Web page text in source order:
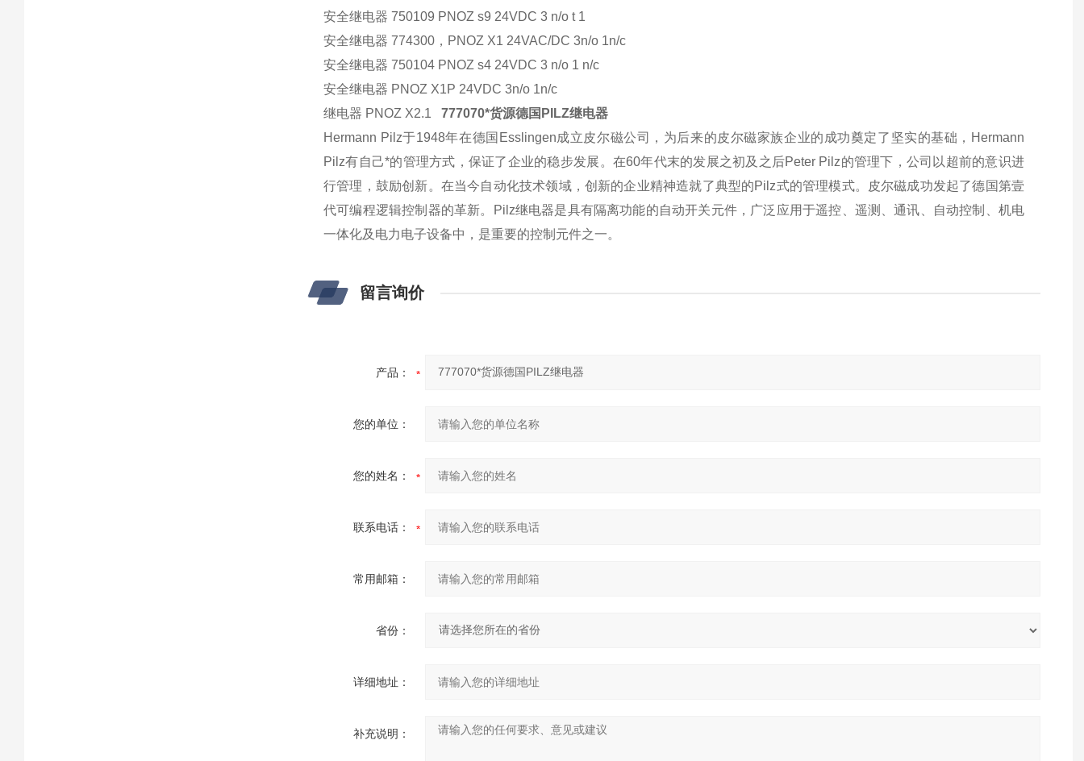
安全继电器 750109 PNOZ s9 24VDC 3 n/o t 1
安全继电器 774300，PNOZ X1 24VAC/DC 3n/o 1n/c
安全继电器 750104 PNOZ s4 24VDC 3 n/o 1 n/c
安全继电器 PNOZ X1P 24VDC 3n/o 1n/c
继电器 PNOZ X2.1
777070*货源德国PILZ继电器
Hermann Pilz于1948年在德国Esslingen成立皮尔磁公司，为后来的皮尔磁家族企业的成功奠定了坚实的基础，Hermann
Pilz有自己*的管理方式，保证了企业的稳步发展。在60年代末的发展之初及之后Peter Pilz的管理下，公司以超前的意识进
行管理，鼓励创新。在当今自动化技术领域，创新的企业精神造就了典型的Pilz式的管理模式。皮尔磁成功发起了德国第壹
代可编程逻辑控制器的革新。Pilz继电器是具有隔离功能的自动开关元件，广泛应用于遥控、遥测、通讯、自动控制、机电
一体化及电力电子设备中，是重要的控制元件之一。
留言询价
产品：
您的单位：
您的姓名：
联系电话：
常用邮箱：
省份：
详细地址：
补充说明：